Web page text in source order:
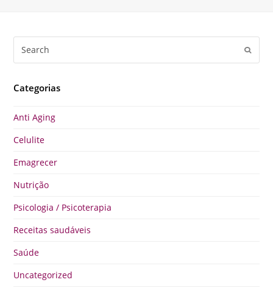
Categorias
Anti Aging
Celulite
Emagrecer
Nutrição
Psicologia / Psicoterapia
Receitas saudáveis
Saúde
Uncategorized